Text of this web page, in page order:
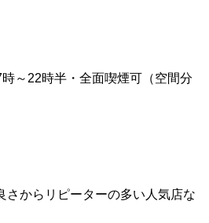
～22時半・全面喫煙可（空間分
さからリピーターの多い人気店な